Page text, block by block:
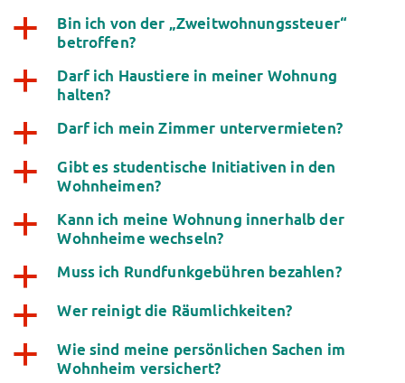
a
Bin ich von der „Zweitwohnungssteuer“
betroffen?
a
Darf ich Haustiere in meiner Wohnung
halten?
a Darf ich mein Zimmer untervermieten?
a
Gibt es studentische Initiativen in den
Wohnheimen?
a
Kann ich meine Wohnung innerhalb der
Wohnheime wechseln?
a Muss ich Rundfunkgebühren bezahlen?
a Wer reinigt die Räumlichkeiten?
a
Wie sind meine persönlichen Sachen im
Wohnheim versichert?